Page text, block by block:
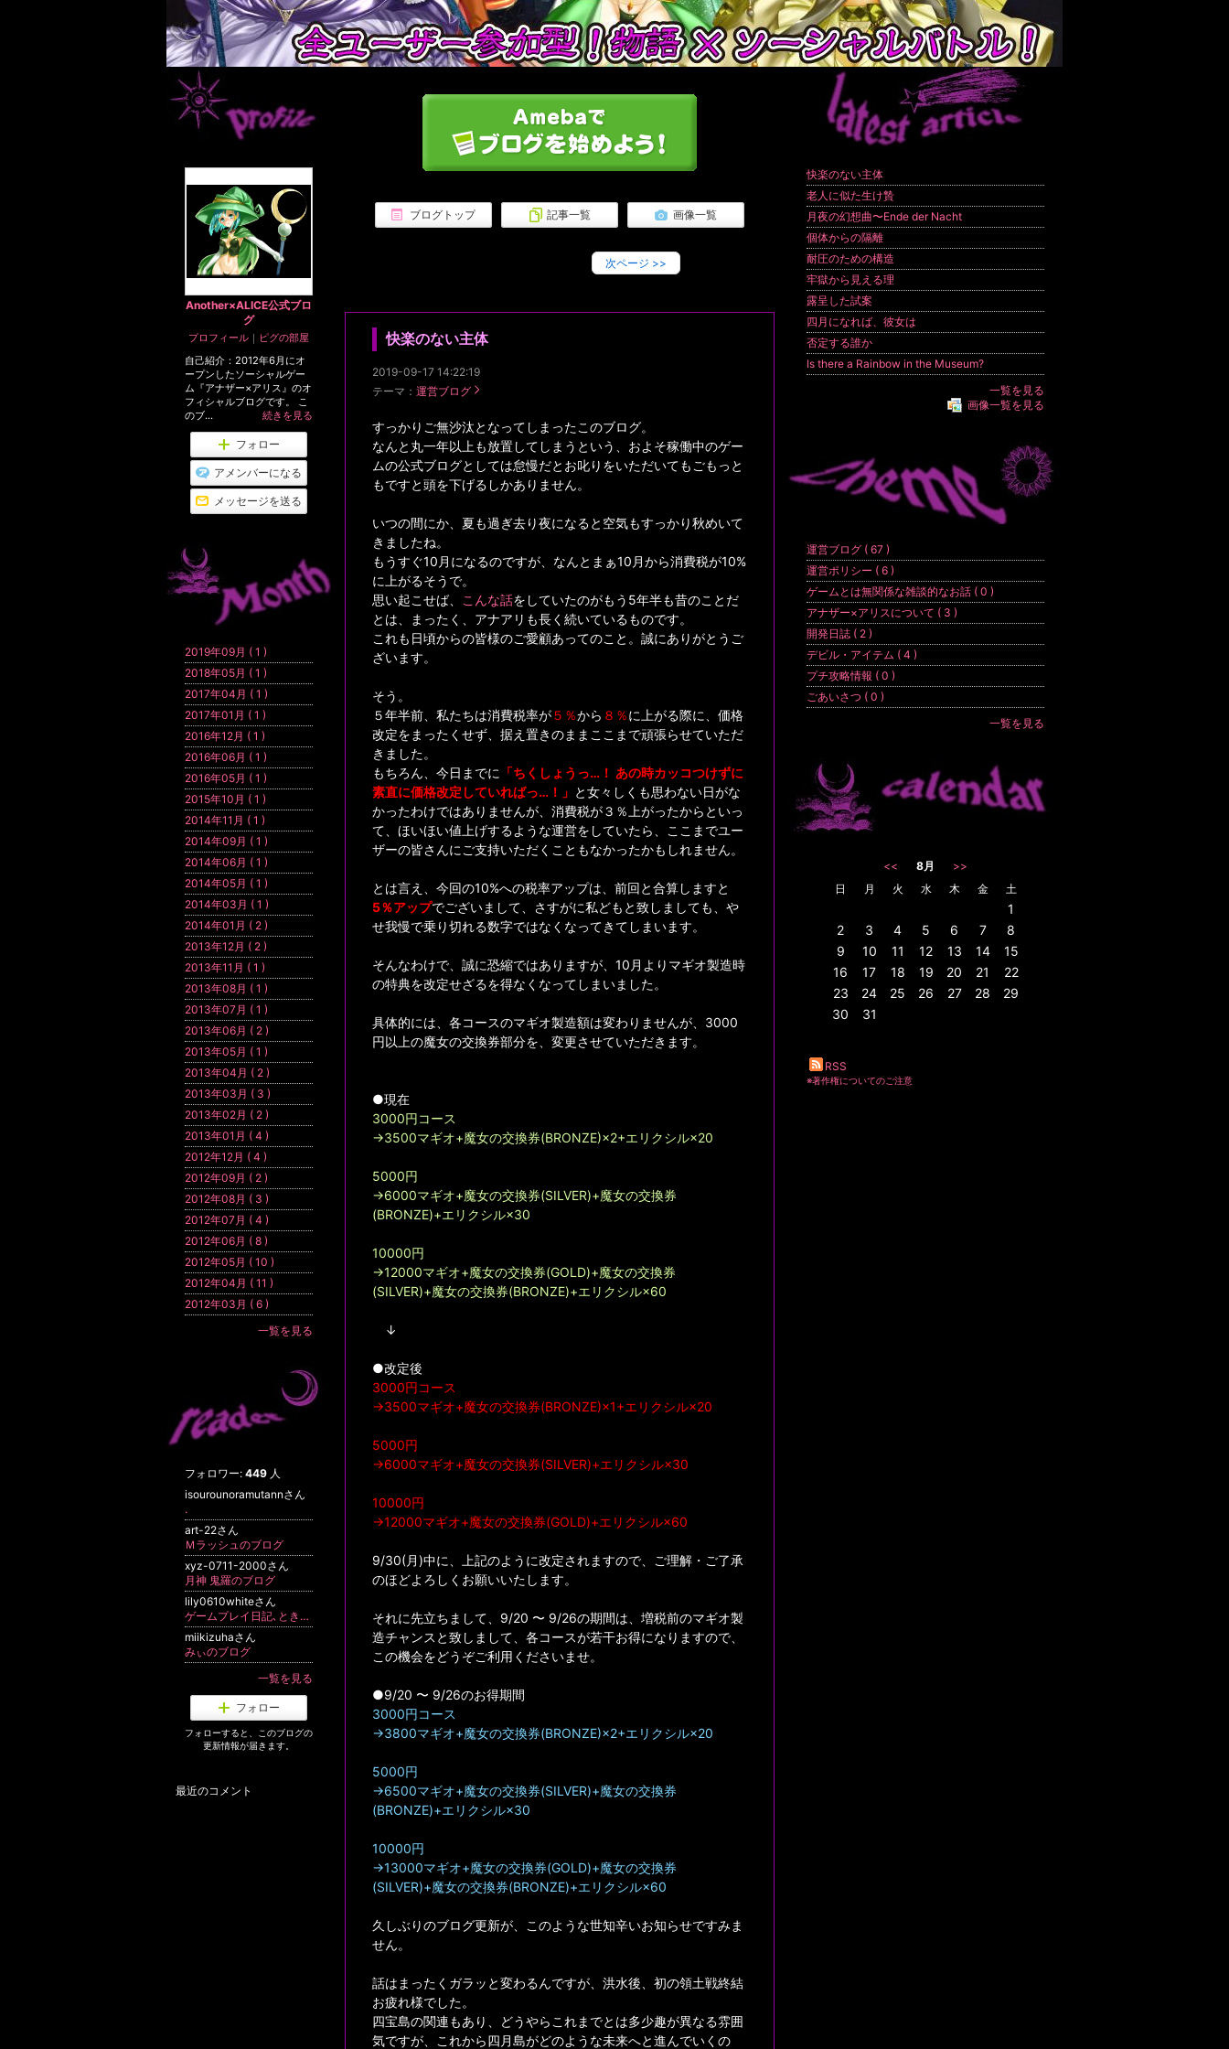
ブログトップ 記事一覧 画像一覧
次ページ >>
快楽のない主体
2019-09-17 14:22:19
テーマ： 運営ブログ
すっかりご無沙汰となってしまったこのブログ。
なんと丸一年以上も放置してしまうという、およそ稼働中のゲー
ムの公式ブログとしては怠慢だとお叱りをいただいてもごもっと
もですと頭を下げるしかありません。
いつの間にか、夏も過ぎ去り夜になると空気もすっかり秋めいて
きましたね。
もうすぐ10月になるのですが、なんとまぁ10月から消費税が10%
に上がるそうで。
思い起こせば、
こんな話をしていたのがもう5年半も昔のことだ
とは、まったく、アナアリも長く続いているものです。
これも日頃からの皆様のご愛顧あってのこと。誠にありがとうご
ざいます。
そう。
５年半前、私たちは消費税率が５％から ８％に上がる際に、価格
改定をまったくせず、据え置きのままここまで頑張らせていただ
きました。
もちろん、今日までに 「ちくしょうっ…！ あの時カッコつけずに
素直に価格改定していればっ…！」 と女々しくも思わない日がな
かったわけではありませんが、消費税が３％上がったからといっ
て、ほいほい値上げするような運営をしていたら、ここまでユー
ザーの皆さんにご支持いただくこともなかったかもしれません。
とは言え、今回の10%への税率アップは、前回と合算しますと
5％アップでございまして、さすがに私どもと致しましても、や
せ我慢で乗り切れる数字ではなくなってきてしまいます。
そんなわけで、誠に恐縮ではありますが、10月よりマギオ製造時
の特典を改定せざるを得なくなってしまいました。
具体的には、各コースのマギオ製造額は変わりませんが、3000
円以上の魔女の交換券部分を、変更させていただきます。
●現在
3000円コース
→3500マギオ+魔女の交換券(BRONZE)×2+エリクシル×20
5000円
→6000マギオ+魔女の交換券(SILVER)+魔女の交換券
(BRONZE)+エリクシル×30
10000円
→12000マギオ+魔女の交換券(GOLD)+魔女の交換券
(SILVER)+魔女の交換券(BRONZE)+エリクシル×60
↓
●改定後
3000円コース
→3500マギオ+魔女の交換券(BRONZE)×1+エリクシル×20
5000円
→6000マギオ+魔女の交換券(SILVER)+エリクシル×30
10000円
→12000マギオ+魔女の交換券(GOLD)+エリクシル×60
9/30(月)中に、上記のように改定されますので、ご理解・ご了承
のほどよろしくお願いいたします。
それに先立ちまして、9/20 〜 9/26の期間は、増税前のマギオ製
造チャンスと致しまして、各コースが若干お得になりますので、
この機会をどうぞご利用くださいませ。
●9/20 〜 9/26のお得期間
3000円コース
→3800マギオ+魔女の交換券(BRONZE)×2+エリクシル×20
5000円
→6500マギオ+魔女の交換券(SILVER)+魔女の交換券
(BRONZE)+エリクシル×30
10000円
→13000マギオ+魔女の交換券(GOLD)+魔女の交換券
(SILVER)+魔女の交換券(BRONZE)+エリクシル×60
久しぶりのブログ更新が、このような世知辛いお知らせですみま
せん。
話はまったくガラッと変わるんですが、洪水後、初の領土戦終結
お疲れ様でした。
四宝島の関連もあり、どうやらこれまでとは多少趣が異なる雰囲
気ですが、これから四月島がどのような未来へと進んでいくの
快楽のない主体
老人に似た生け贄
月夜の幻想曲〜Ende der Nacht
個体からの隔離
耐圧のための構造
牢獄から見える理
露呈した試案
四月になれば、彼女は
否定する誰か
Is there a Rainbow in the Museum?
一覧を見る
画像一覧を見る
運営ブログ ( 67 )
運営ポリシー ( 6 )
ゲームとは無関係な雑談的なお話 ( 0 )
アナザー×アリスについて ( 3 )
開発日誌 ( 2 )
デビル・アイテム ( 4 )
プチ攻略情報 ( 0 )
ごあいさつ ( 0 )
一覧を見る
<< 8月
>>
日
月 火 水 木 金 土
1
2
3 4 5 6 7
8
9
10 11 12 13 14
15
16
17 18 19 20 21
22
23
24 25 26 27 28
29
30
31
RSS
※著作権についてのご注意
Another×ALICE公式ブロ
グ
プロフィール ｜ ピグの部屋
自己紹介：2012年6月にオ
ープンしたソーシャルゲー
ム『アナザー×アリス』のオ
フィシャルブログです。 こ
のブ...
続きを見る
フォロー
アメンバーになる
メッセージを送る
2019年09月 ( 1 )
2018年05月 ( 1 )
2017年04月 ( 1 )
2017年01月 ( 1 )
2016年12月 ( 1 )
2016年06月 ( 1 )
2016年05月 ( 1 )
2015年10月 ( 1 )
2014年11月 ( 1 )
2014年09月 ( 1 )
2014年06月 ( 1 )
2014年05月 ( 1 )
2014年03月 ( 1 )
2014年01月 ( 2 )
2013年12月 ( 2 )
2013年11月 ( 1 )
2013年08月 ( 1 )
2013年07月 ( 1 )
2013年06月 ( 2 )
2013年05月 ( 1 )
2013年04月 ( 2 )
2013年03月 ( 3 )
2013年02月 ( 2 )
2013年01月 ( 4 )
2012年12月 ( 4 )
2012年09月 ( 2 )
2012年08月 ( 3 )
2012年07月 ( 4 )
2012年06月 ( 8 )
2012年05月 ( 10 )
2012年04月 ( 11 )
2012年03月 ( 6 )
一覧を見る
フォロワー: 449 人
isourounoramutannさん
.
art-22さん
Ｍラッシュのブログ
xyz-0711-2000さん
月神 鬼羅のブログ
lily0610whiteさん
ゲームプレイ日記､ときどきリアル
miikizuhaさん
みぃのブログ
一覧を見る
フォロー
フォローすると、このブログの
更新情報が届きます。
最近のコメント